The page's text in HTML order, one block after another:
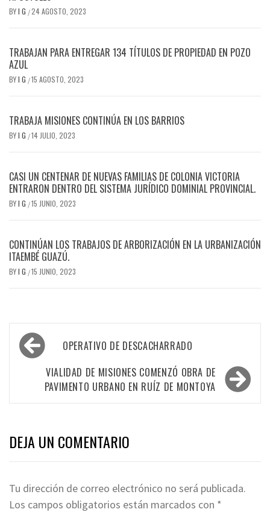
BYI G /24 AGOSTO, 2023
TRABAJAN PARA ENTREGAR 134 TÍTULOS DE PROPIEDAD EN POZO
AZUL
BYI G /15 AGOSTO, 2023
TRABAJA MISIONES CONTINÚA EN LOS BARRIOS
BYI G /14 JULIO, 2023
CASI UN CENTENAR DE NUEVAS FAMILIAS DE COLONIA VICTORIA
ENTRARON DENTRO DEL SISTEMA JURÍDICO DOMINIAL PROVINCIAL.
BYI G /15 JUNIO, 2023
CONTINÚAN LOS TRABAJOS DE ARBORIZACIÓN EN LA URBANIZACIÓN
ITAEMBÉ GUAZÚ.
BYI G /15 JUNIO, 2023
Navegación
de
entradas
OPERATIVO DE DESCACHARRADO
VIALIDAD DE MISIONES COMENZÓ OBRA DE
PAVIMENTO URBANO EN RUÍZ DE MONTOYA
DEJA UN COMENTARIO
Tu dirección de correo electrónico no será publicada.
Los campos obligatorios están marcados con *